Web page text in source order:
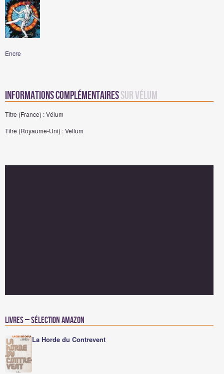
Encre
Informations complémentairessur Vélum
Titre (France) : Vélum
Titre (Royaume-Uni) : Vellum
Livres – Sélection Amazon
La Horde du Contrevent